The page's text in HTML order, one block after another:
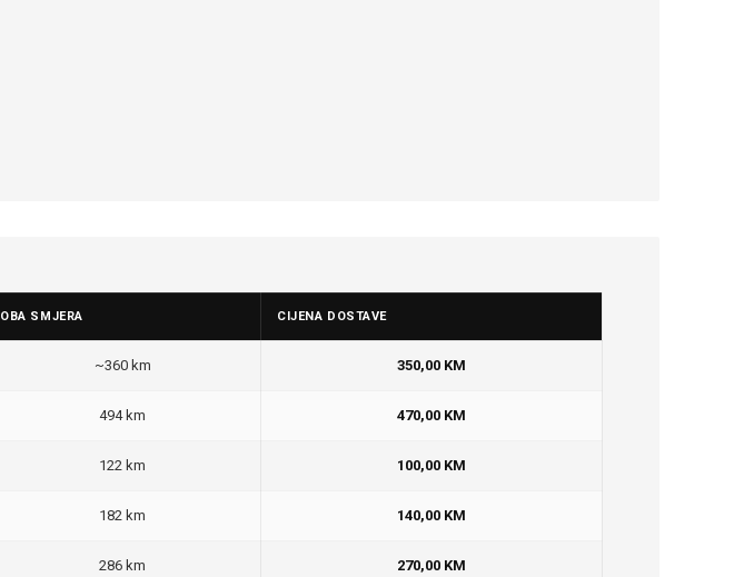
OBA SMJERA CIJENA DOSTAVE
~360 km 350,00 KM
494 km 470,00 KM
122 km 100,00 KM
182 km 140,00 KM
286 km 270,00 KM